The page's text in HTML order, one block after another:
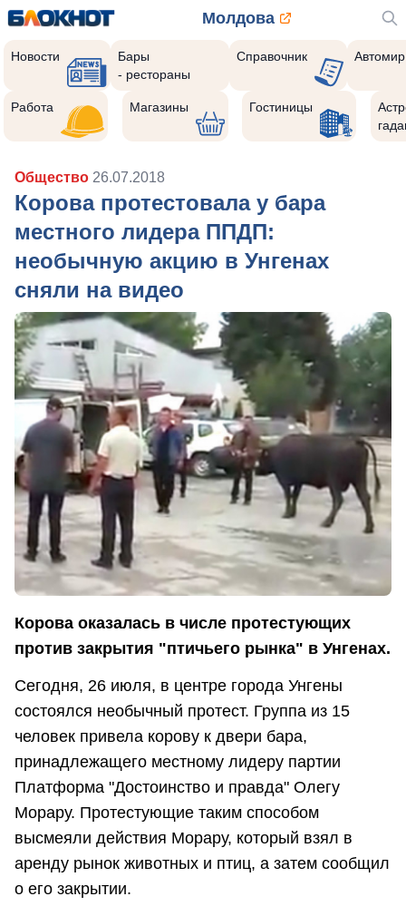
Молдова
Новости
Бары
- рестораны
Справочник Автомир
Работа Магазины Гостиницы
Общество 26.07.2018
Корова протестовала у бара
местного лидера ППДП:
необычную акцию в Унгенах
сняли на видео
Корова оказалась в числе протестующих
против закрытия "птичьего рынка" в Унгенах.
Сегодня, 26 июля, в центре города Унгены
состоялся необычный протест. Группа из 15
человек привела корову к двери бара,
принадлежащего местному лидеру партии
Платформа "Достоинство и правда" Олегу
Морару. Протестующие таким способом
высмеяли действия Морару, который взял в
аренду рынок животных и птиц, а затем сообщил
о его закрытии.